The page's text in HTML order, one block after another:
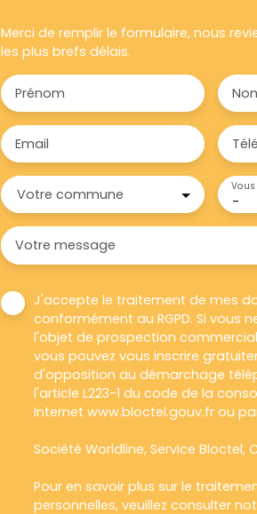
Merci de remplir le formulaire, nous
les plus brefs délais.
Prénom
Email
Votre commune -
Vous
Votre message
J'accepte le traitement de mes
conformément au RGPD. Si vous
l'objet de prospection
vous pouvez vous inscrire
d'opposition au démarchage
l'article L223-1 du code de la
Internet www.bloctel.gouv.fr ou
Société Worldline, Service Bloctel, CS
Pour en savoir plus sur le
personnelles, veuillez consulter